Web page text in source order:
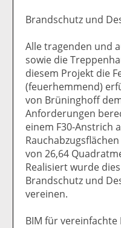
Brandschutz und
Alle tragenden und
sowie die
diesem Projekt die
(feuerhemmend)
von Brüninghoff
Anforderungen
einem F30-Anstrich
von 26,64
Realisiert wurde
Brandschutz und
vereinen.
BIM für vereinfachte